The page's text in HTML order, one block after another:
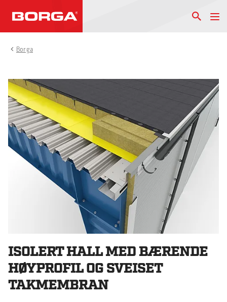
Borga
ISOLERT HALL MED BÆRENDE
HØYPROFIL OG SVEISET
TAKMEMBRAN